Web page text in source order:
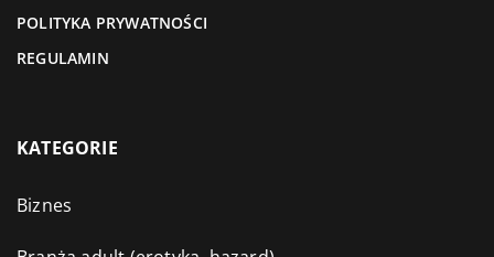
POLITYKA PRYWATNOŚCI
REGULAMIN
KATEGORIE
Biznes